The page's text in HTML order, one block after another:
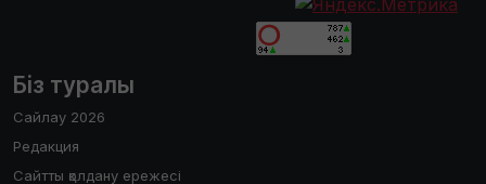
Біз туралы
Сайлау 2026
Редакция
Сайтты қолдану ережесі